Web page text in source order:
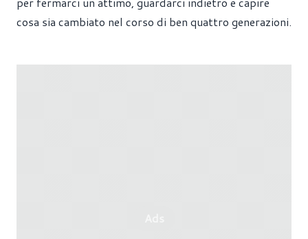
cosa sia cambiato nel corso di ben quattro generazioni.